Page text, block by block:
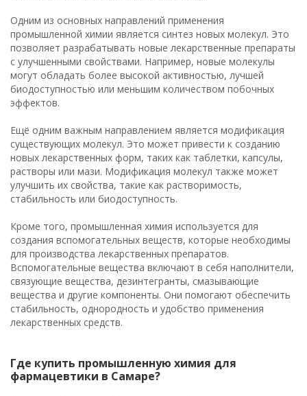
Одним из основных направлений применения
промышленной химии является синтез новых молекул. Это
позволяет разрабатывать новые лекарственные препараты
с улучшенными свойствами. Например, новые молекулы
могут обладать более высокой активностью, лучшей
биодоступностью или меньшим количеством побочных
эффектов.
Ещё одним важным направлением является модификация
существующих молекул. Это может привести к созданию
новых лекарственных форм, таких как таблетки, капсулы,
растворы или мази. Модификация молекул также может
улучшить их свойства, такие как растворимость,
стабильность или биодоступность.
Кроме того, промышленная химия используется для
создания вспомогательных веществ, которые необходимы
для производства лекарственных препаратов.
Вспомогательные вещества включают в себя наполнители,
связующие вещества, дезинтегранты, смазывающие
вещества и другие компоненты. Они помогают обеспечить
стабильность, однородность и удобство применения
лекарственных средств.
Где купить промышленную химия для
фармацевтики в Самаре?